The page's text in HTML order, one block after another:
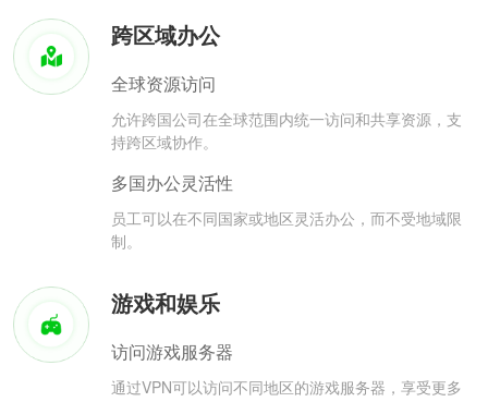
跨区域办公
全球资源访问
允许跨国公司在全球范围内统一访问和共享资源，支
持跨区域协作。
多国办公灵活性
员工可以在不同国家或地区灵活办公，而不受地域限
制。
游戏和娱乐
访问游戏服务器
通过VPN可以访问不同地区的游戏服务器，享受更多